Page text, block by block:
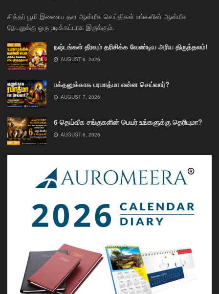
சித்தர் பூமி இணைய தள ஆன்மீக செய்திகள் உங்களின் ஆன்மீக
தேடலுக்கு ஒரு படிக்கட்டாக இருக்கும்.
நஷ்டங்கள் தீரவும் தரிசிக்க வேண்டிய அரிய திருத்தலம்!
AUGUST 8, 2026
பக்தனுக்காக பரமாத்மா என்ன செய்வார்?
AUGUST 7, 2026
6 தெய்வீக சங்குகளின் பெயர் உங்களுக்கு தெரியுமா?
AUGUST 6, 2026